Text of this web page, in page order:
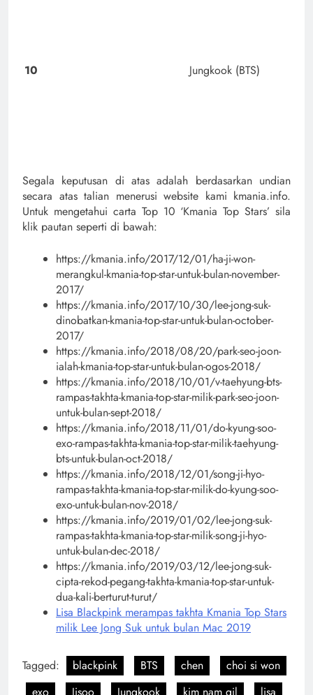
10 Jungkook (BTS)
Segala keputusan di atas adalah berdasarkan undian
secara atas talian menerusi website kami kmania.info.
Untuk mengetahui carta Top 10 ‘Kmania Top Stars’ sila
klik pautan seperti di bawah:
https://kmania.info/2017/12/01/ha-ji-won-
merangkul-kmania-top-star-untuk-bulan-november-
2017/
https://kmania.info/2017/10/30/lee-jong-suk-
dinobatkan-kmania-top-star-untuk-bulan-october-
2017/
https://kmania.info/2018/08/20/park-seo-joon-
ialah-kmania-top-star-untuk-bulan-ogos-2018/
https://kmania.info/2018/10/01/v-taehyung-bts-
rampas-takhta-kmania-top-star-milik-park-seo-joon-
untuk-bulan-sept-2018/
https://kmania.info/2018/11/01/do-kyung-soo-
exo-rampas-takhta-kmania-top-star-milik-taehyung-
bts-untuk-bulan-oct-2018/
https://kmania.info/2018/12/01/song-ji-hyo-
rampas-takhta-kmania-top-star-milik-do-kyung-soo-
exo-untuk-bulan-nov-2018/
https://kmania.info/2019/01/02/lee-jong-suk-
rampas-takhta-kmania-top-star-milik-song-ji-hyo-
untuk-bulan-dec-2018/
https://kmania.info/2019/03/12/lee-jong-suk-
cipta-rekod-pegang-takhta-kmania-top-star-untuk-
dua-kali-berturut-turut/
Lisa Blackpink merampas takhta Kmania Top Stars
milik Lee Jong Suk untuk bulan Mac 2019
Tagged: blackpink BTS chen
choi si won